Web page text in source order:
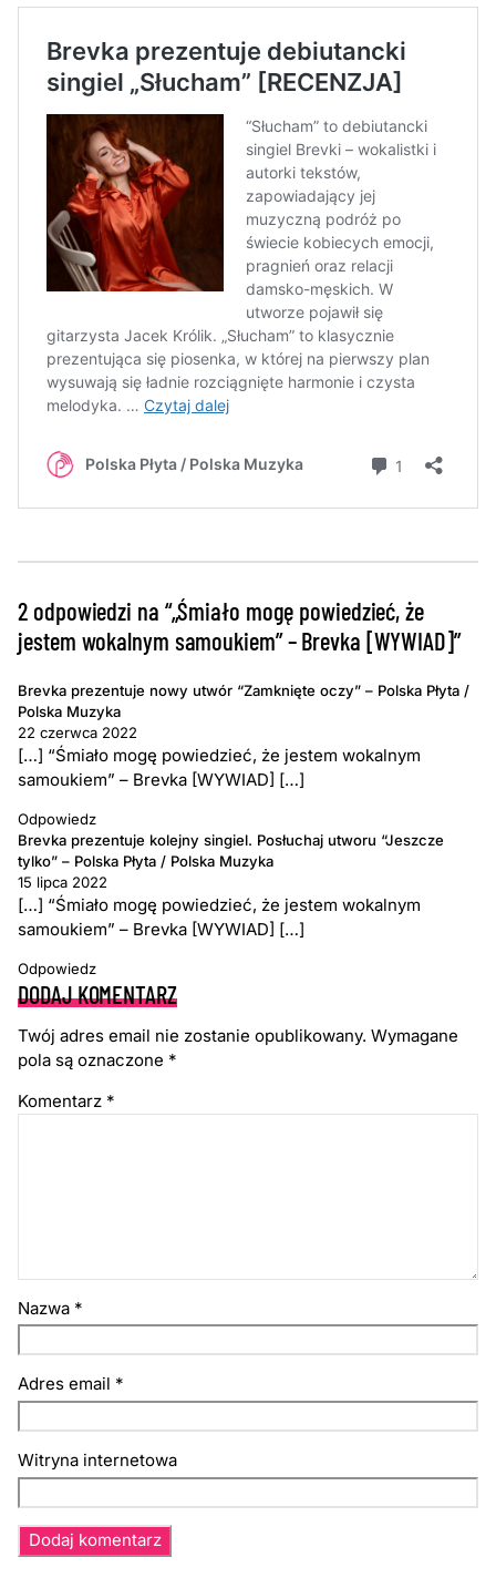
2 odpowiedzi na “„Śmiało mogę powiedzieć, że
jestem wokalnym samoukiem” – Brevka [WYWIAD]”
Brevka prezentuje nowy utwór “Zamknięte oczy” – Polska Płyta /
Polska Muzyka
22 czerwca 2022
[…] “Śmiało mogę powiedzieć, że jestem wokalnym
samoukiem” – Brevka [WYWIAD] […]
Odpowiedz
Brevka prezentuje kolejny singiel. Posłuchaj utworu “Jeszcze
tylko” – Polska Płyta / Polska Muzyka
15 lipca 2022
[…] “Śmiało mogę powiedzieć, że jestem wokalnym
samoukiem” – Brevka [WYWIAD] […]
Odpowiedz
DODAJ KOMENTARZ
Twój adres email nie zostanie opublikowany. Wymagane
pola są oznaczone *
Komentarz *
Nazwa *
Adres email *
Witryna internetowa